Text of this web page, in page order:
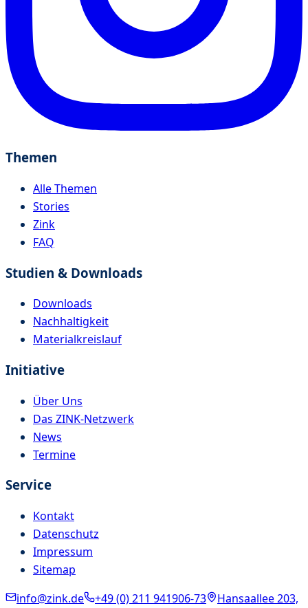
Themen
Alle Themen
Stories
Zink
FAQ
Studien & Downloads
Downloads
Nachhaltigkeit
Materialkreislauf
Initiative
Über Uns
Das ZINK-Netzwerk
News
Termine
Service
Kontakt
Datenschutz
Impressum
Sitemap
info@zink.de
+49 (0) 211 941906-73
Hansaallee 203,